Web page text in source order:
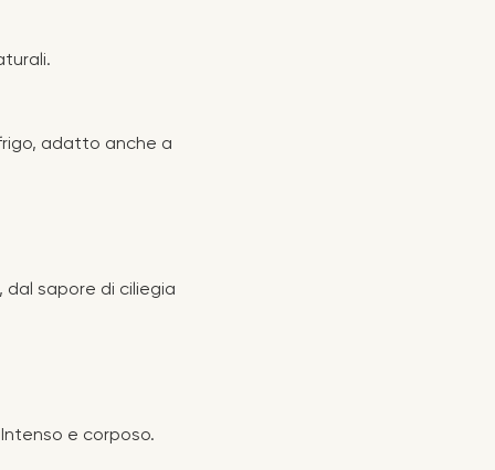
adatto anche a
dal sapore di ciliegia
e corposo.